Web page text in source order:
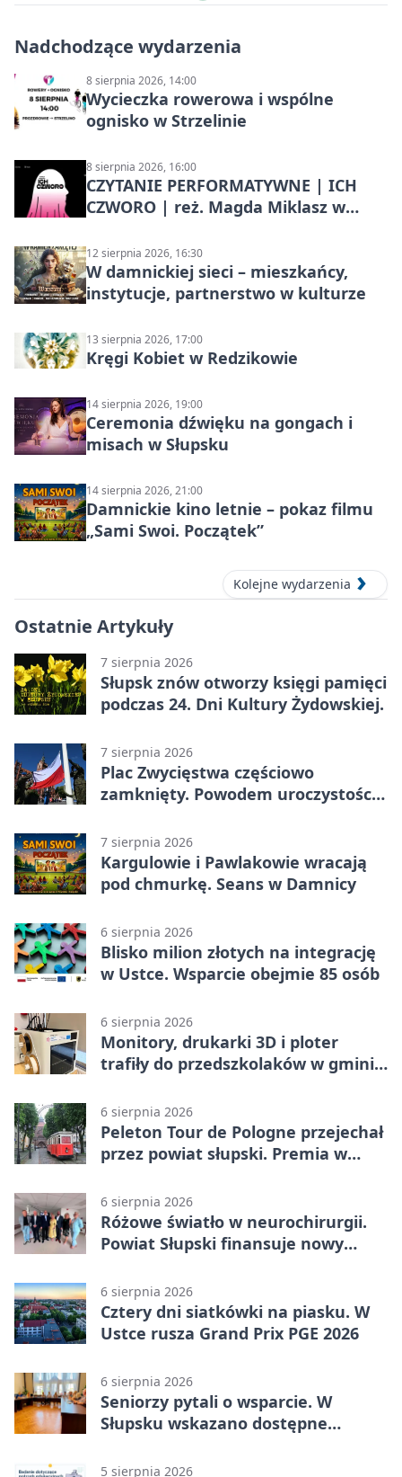
Nadchodzące wydarzenia
8 sierpnia 2026, 14:00
Wycieczka rowerowa i wspólne
ognisko w Strzelinie
8 sierpnia 2026, 16:00
CZYTANIE PERFORMATYWNE | ICH
CZWORO | reż. Magda Miklasz w
12 sierpnia 2026, 16:30
W damnickiej sieci – mieszkańcy,
instytucje, partnerstwo w kulturze
13 sierpnia 2026, 17:00
Kręgi Kobiet w Redzikowie
14 sierpnia 2026, 19:00
Ceremonia dźwięku na gongach i
misach w Słupsku
14 sierpnia 2026, 21:00
Damnickie kino letnie – pokaz filmu
„Sami Swoi. Początek”
Kolejne wydarzenia
Ostatnie Artykuły
7 sierpnia 2026
Słupsk znów otworzy księgi pamięci
podczas 24. Dni Kultury Żydowskiej.
7 sierpnia 2026
Plac Zwycięstwa częściowo
zamknięty. Powodem uroczystości
7 sierpnia 2026
Kargulowie i Pawlakowie wracają
pod chmurkę. Seans w Damnicy
6 sierpnia 2026
Blisko milion złotych na integrację
w Ustce. Wsparcie obejmie 85 osób
6 sierpnia 2026
Monitory, drukarki 3D i ploter
trafiły do przedszkolaków w gminie
6 sierpnia 2026
Peleton Tour de Pologne przejechał
przez powiat słupski. Premia w
6 sierpnia 2026
Różowe światło w neurochirurgii.
Powiat Słupski finansuje nowy
6 sierpnia 2026
Cztery dni siatkówki na piasku. W
Ustce rusza Grand Prix PGE 2026
6 sierpnia 2026
Seniorzy pytali o wsparcie. W
Słupsku wskazano dostępne
5 sierpnia 2026